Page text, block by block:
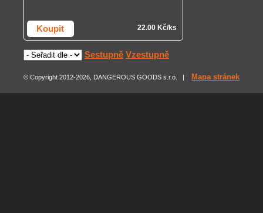
Koupit 22.00 Kč/ks
Sestupně Vzestupně
© Copyright 2012-2026, DANGEROUS GOODS s.r.o. | Mapa stránek